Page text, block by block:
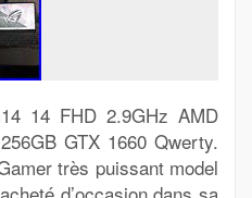
14 FHD 2.9GHz AMD
GTX 1660 Qwerty.
très puissant model